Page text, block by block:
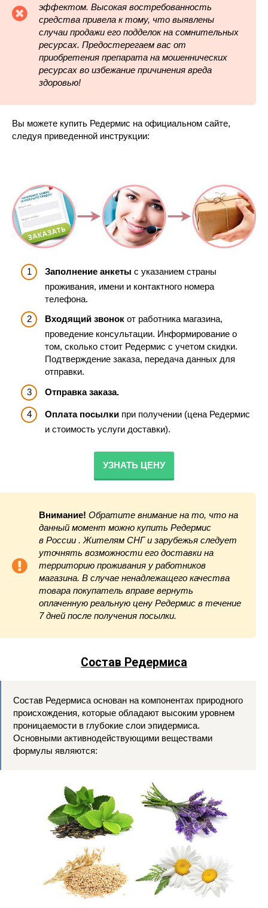
эффектом. Высокая востребованность
средства привела к тому, что выявлены
случаи продажи его подделок на сомнительных
ресурсах. Предостерегаем вас от
приобретения препарата на мошеннических
ресурсах во избежание причинения вреда
здоровью!
Вы можете купить Редермис на официальном сайте,
следуя приведенной инструкции:
Заполнение анкеты с указанием страны
проживания, имени и контактного номера
телефона.
Входящий звонок от работника магазина,
проведение консультации. Информирование о
том, сколько стоит Редермис с учетом скидки.
Подтверждение заказа, передача данных для
отправки.
Отправка заказа.
Оплата посылки при получении (цена Редермис
и стоимость услуги доставки).
УЗНАТЬ ЦЕНУ
Внимание! Обратите внимание на то, что на
данный момент можно купить Редермис
в России . Жителям СНГ и зарубежья следует
уточнять возможности его доставки на
территорию проживания у работников
магазина. В случае ненадлежащего качества
товара покупатель вправе вернуть
оплаченную реальную цену Редермис в течение
7 дней после получения посылки.
Состав Редермиса
Состав Редермиса основан на компонентах природного
происхождения, которые обладают высоким уровнем
проницаемости в глубокие слои эпидермиса.
Основными активнодействующими веществами
формулы являются: